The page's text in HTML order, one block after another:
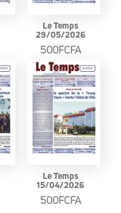
Le Temps
29/05/2026
500FCFA
Le Temps
15/04/2026
500FCFA